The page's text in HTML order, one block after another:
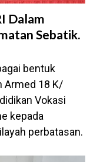
Dalam
Sebatik.
bentuk
Armed 18 K/
Vokasi
kepada
perbatasan.